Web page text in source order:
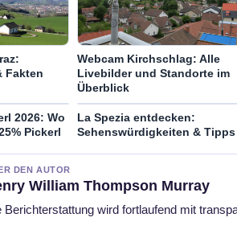
Fakten
Webcam Kirchschlag: Alle
Livebilder und Standorte im
Überblick
2026: Wo
Pickerl
La Spezia entdecken:
Sehenswürdigkeiten & Tipps
DEN AUTOR
William Thompson Murray
Berichterstattung wird fortlaufend mit